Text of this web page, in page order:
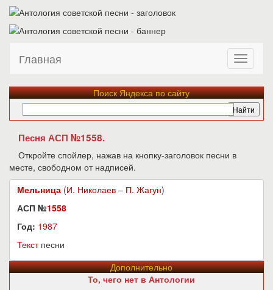
Главная
Поиск Яндекса по сайту
Песня АСП №1558.
Откройте спойлер, нажав на кнопку-заголовок песни в
месте, свободном от надписей.
Мельница (И. Николаев – П. Жагун)
АСП №1558
Год: 1987
Текстпесни
Дополнительно
То, чего нет в Антологии